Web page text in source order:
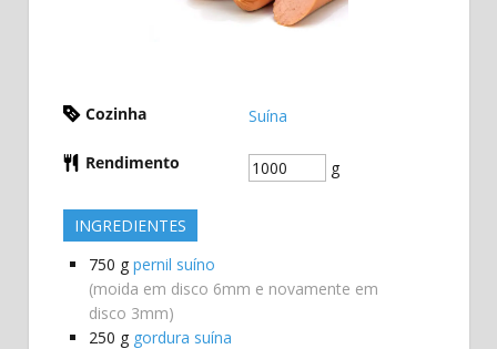
Cozinha Suína
Rendimento g
INGREDIENTES
750 g pernil suíno
(moida em disco 6mm e novamente em
disco 3mm)
250 g gordura suína